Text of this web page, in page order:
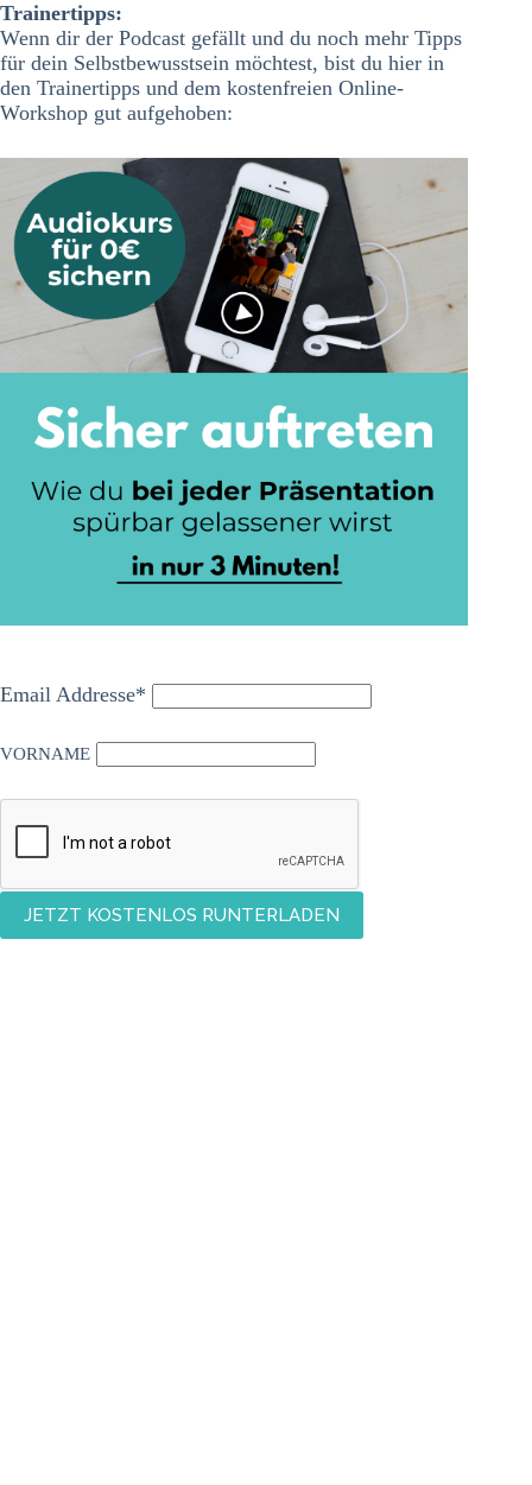
Trainertipps:
Wenn dir der Podcast gefällt und du noch mehr Tipps
für dein Selbstbewusstsein möchtest, bist du hier in
den Trainertipps und dem kostenfreien Online-
Workshop gut aufgehoben:
Email Addresse*
VORNAME